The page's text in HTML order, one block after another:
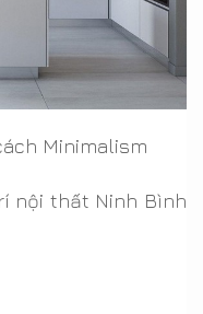
Minimalism
nội thất Ninh Bình